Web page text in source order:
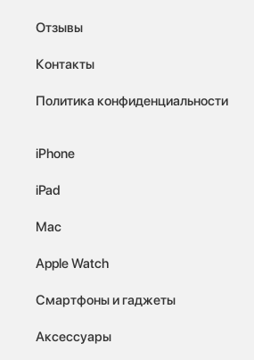
Отзывы
Контакты
Политика конфиденциальности
iPhone
iPad
Mac
Apple Watch
Смартфоны и гаджеты
Аксессуары